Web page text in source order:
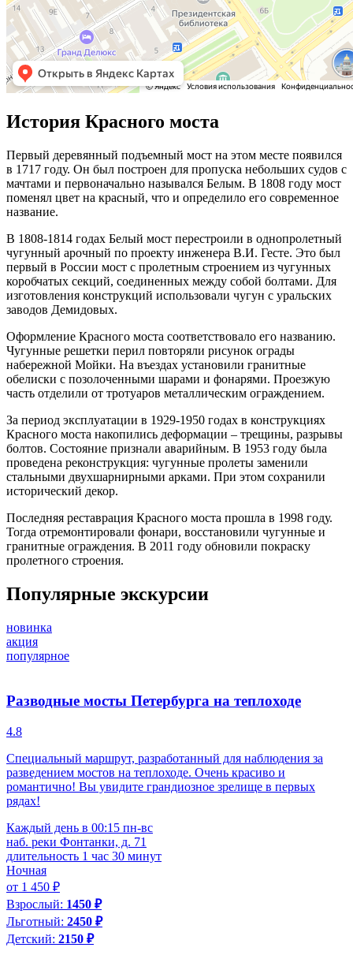
История Красного моста
Первый деревянный подъемный мост на этом месте появился
в 1717 году. Он был построен для пропуска небольших судов с
мачтами и первоначально назывался Белым. В 1808 году мост
поменял цвет на красный, что и определило его современное
название.
В 1808-1814 годах Белый мост перестроили в однопролетный
чугунный арочный по проекту инженера В.И. Гесте. Это был
первый в России мост с пролетным строением из чугунных
коробчатых секций, соединенных между собой болтами. Для
изготовления конструкций использовали чугун с уральских
заводов Демидовых.
Оформление Красного моста соответствовало его названию.
Чугунные решетки перил повторяли рисунок ограды
набережной Мойки. На въездах установили гранитные
обелиски с позолоченными шарами и фонарями. Проезжую
часть отделили от тротуаров металлическим ограждением.
За период эксплуатации в 1929-1950 годах в конструкциях
Красного моста накопились деформации – трещины, разрывы
болтов. Состояние признали аварийным. В 1953 году была
проведена реконструкция: чугунные пролеты заменили
стальными двухшарнирными арками. При этом сохранили
исторический декор.
Последняя реставрация Красного моста прошла в 1998 году.
Тогда отремонтировали фонари, восстановили чугунные и
гранитные ограждения. В 2011 году обновили покраску
пролетного строения.
Популярные экскурсии
новинка
акция
популярное
Разводные мосты Петербурга на теплоходе
4.8
Специальный маршрут, разработанный для наблюдения за
разведением мостов на теплоходе. Очень красиво и
романтично! Вы увидите грандиозное зрелище в первых
рядах!
Каждый день в 00:15 пн-вс
наб. реки Фонтанки, д. 71
длительность 1 час 30 минут
Ночная
от 1 450 ₽
Взрослый: 1450 ₽
Льготный: 2450 ₽
Детский: 2150 ₽